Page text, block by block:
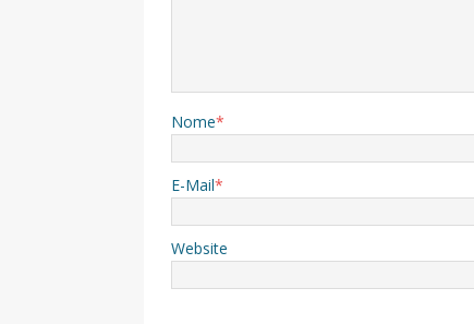
Nome*
E-Mail*
Website